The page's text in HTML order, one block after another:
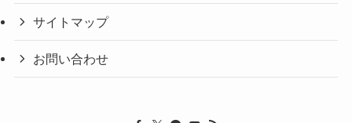
サイトマップ
お問い合わせ